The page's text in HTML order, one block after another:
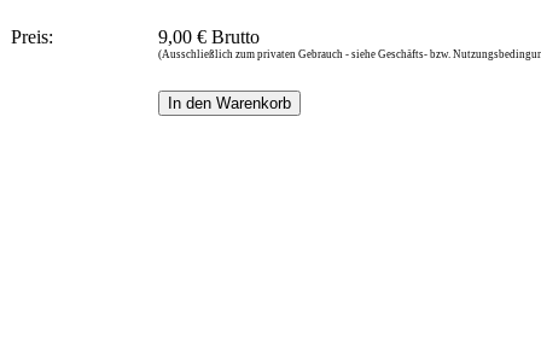
Preis: 9,00 € Brutto
(Ausschließlich zum privaten Gebrauch - siehe Geschäfts- bzw.